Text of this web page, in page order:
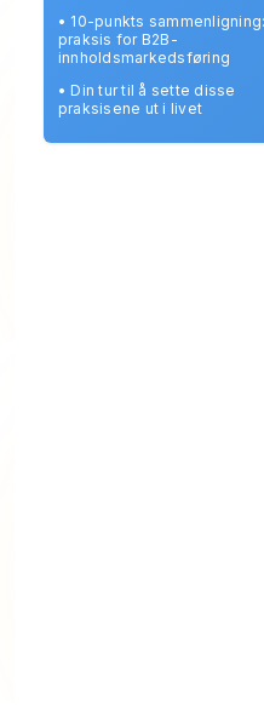
• 10-punkts
praksis for B2B-
innholdsmarkedsføring
• Din tur til å sette disse
praksisene ut i livet